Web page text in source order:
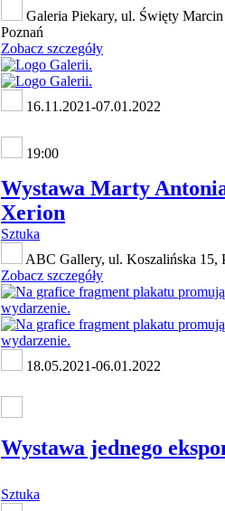
Galeria Piekary, ul. Święty
Poznań
Zobacz szczegóły
16.11.2021-07.01.2022
19:00
Wystawa Marty
Xerion
Sztuka
ABC Gallery, ul. Koszalińska 15,
Zobacz szczegóły
18.05.2021-06.01.2022
Wystawa jednego
Sztuka